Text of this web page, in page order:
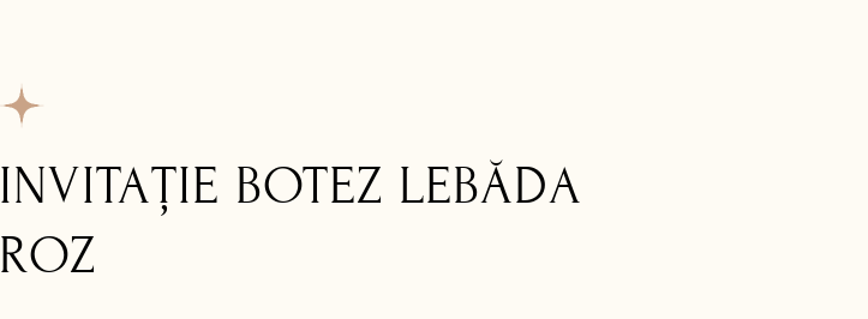
INVITAȚIE BOTEZ LEBĂDA
ROZ